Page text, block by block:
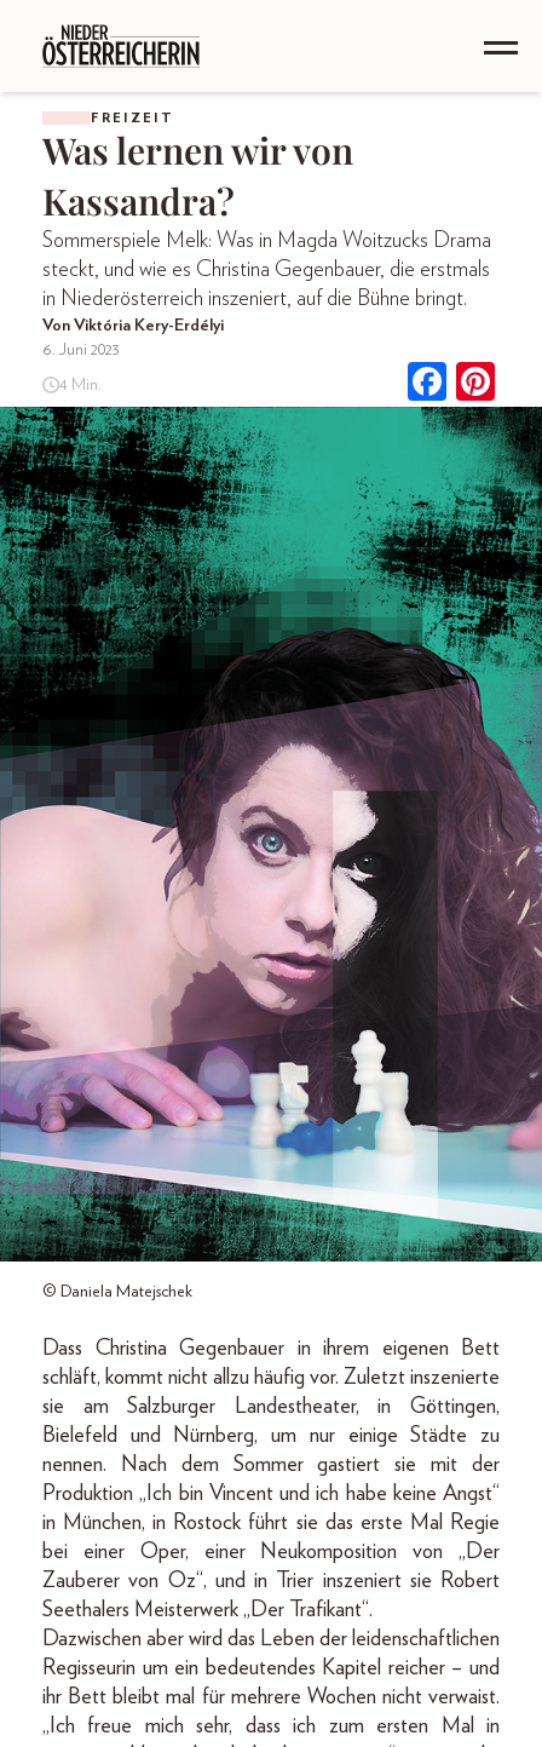
FREIZEIT
Was lernen wir von
Kassandra?
Sommerspiele Melk: Was in Magda Woitzucks Drama
steckt, und wie es Christina Gegenbauer, die erstmals
in Niederösterreich inszeniert, auf die Bühne bringt.
Von Viktória Kery-Erdélyi
6. Juni 2023
4 Min.
© Daniela Matejschek
Dass Christina Gegenbauer in ihrem eigenen Bett
schläft, kommt nicht allzu häufig vor. Zuletzt inszenierte
sie am Salzburger Landestheater, in Göttingen,
Bielefeld und Nürnberg, um nur einige Städte zu
nennen. Nach dem Sommer gastiert sie mit der
Produktion „Ich bin Vincent und ich habe keine Angst“
in München, in Rostock führt sie das erste Mal Regie
bei einer Oper, einer Neukomposition von „Der
Zauberer von Oz“, und in Trier inszeniert sie Robert
See­thalers Meisterwerk „Der Trafikant“.
Dazwischen aber wird das Leben der leidenschaftlichen
Regisseurin um ein bedeutendes Kapitel reicher – und
ihr Bett bleibt mal für mehrere Wochen nicht verwaist.
„Ich freue mich sehr, dass ich zum ersten Mal in